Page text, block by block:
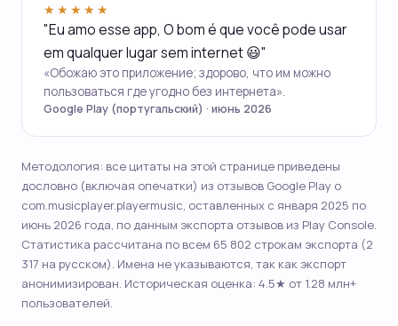
★★★★★
"Eu amo esse app, O bom é que você pode usar
em qualquer lugar sem internet 😃"
«Обожаю это приложение; здорово, что им можно
пользоваться где угодно без интернета».
Google Play (португальский) · июнь 2026
Методология: все цитаты на этой странице приведены
дословно (включая опечатки) из отзывов Google Play о
com.musicplayer.playermusic, оставленных с января 2025 по
июнь 2026 года, по данным экспорта отзывов из Play Console.
Статистика рассчитана по всем 65 802 строкам экспорта (2
317 на русском). Имена не указываются, так как экспорт
анонимизирован. Историческая оценка: 4.5★ от 1.28 млн+
пользователей.